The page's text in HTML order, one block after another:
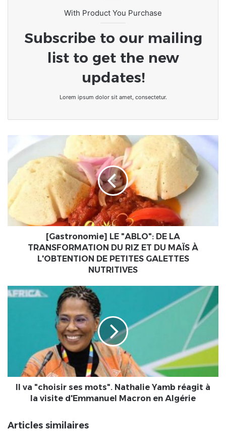
With Product You Purchase
Subscribe to our mailing
list to get the new
updates!
Lorem ipsum dolor sit amet, consectetur.
[Gastronomie]
"ABLO":
LA
TRANSFORMATION
DU
ET
PETITES
GALETTES
[Gastronomie] LE "ABLO": DE LA
TRANSFORMATION DU RIZ ET DU MAÏS À
L'OBTENTION DE PETITES GALETTES
NUTRITIVES
Il
à
en
Il va "choisir ses mots". Nathalie Yamb réagit à
la visite d'Emmanuel Macron en Algérie
Articles similaires